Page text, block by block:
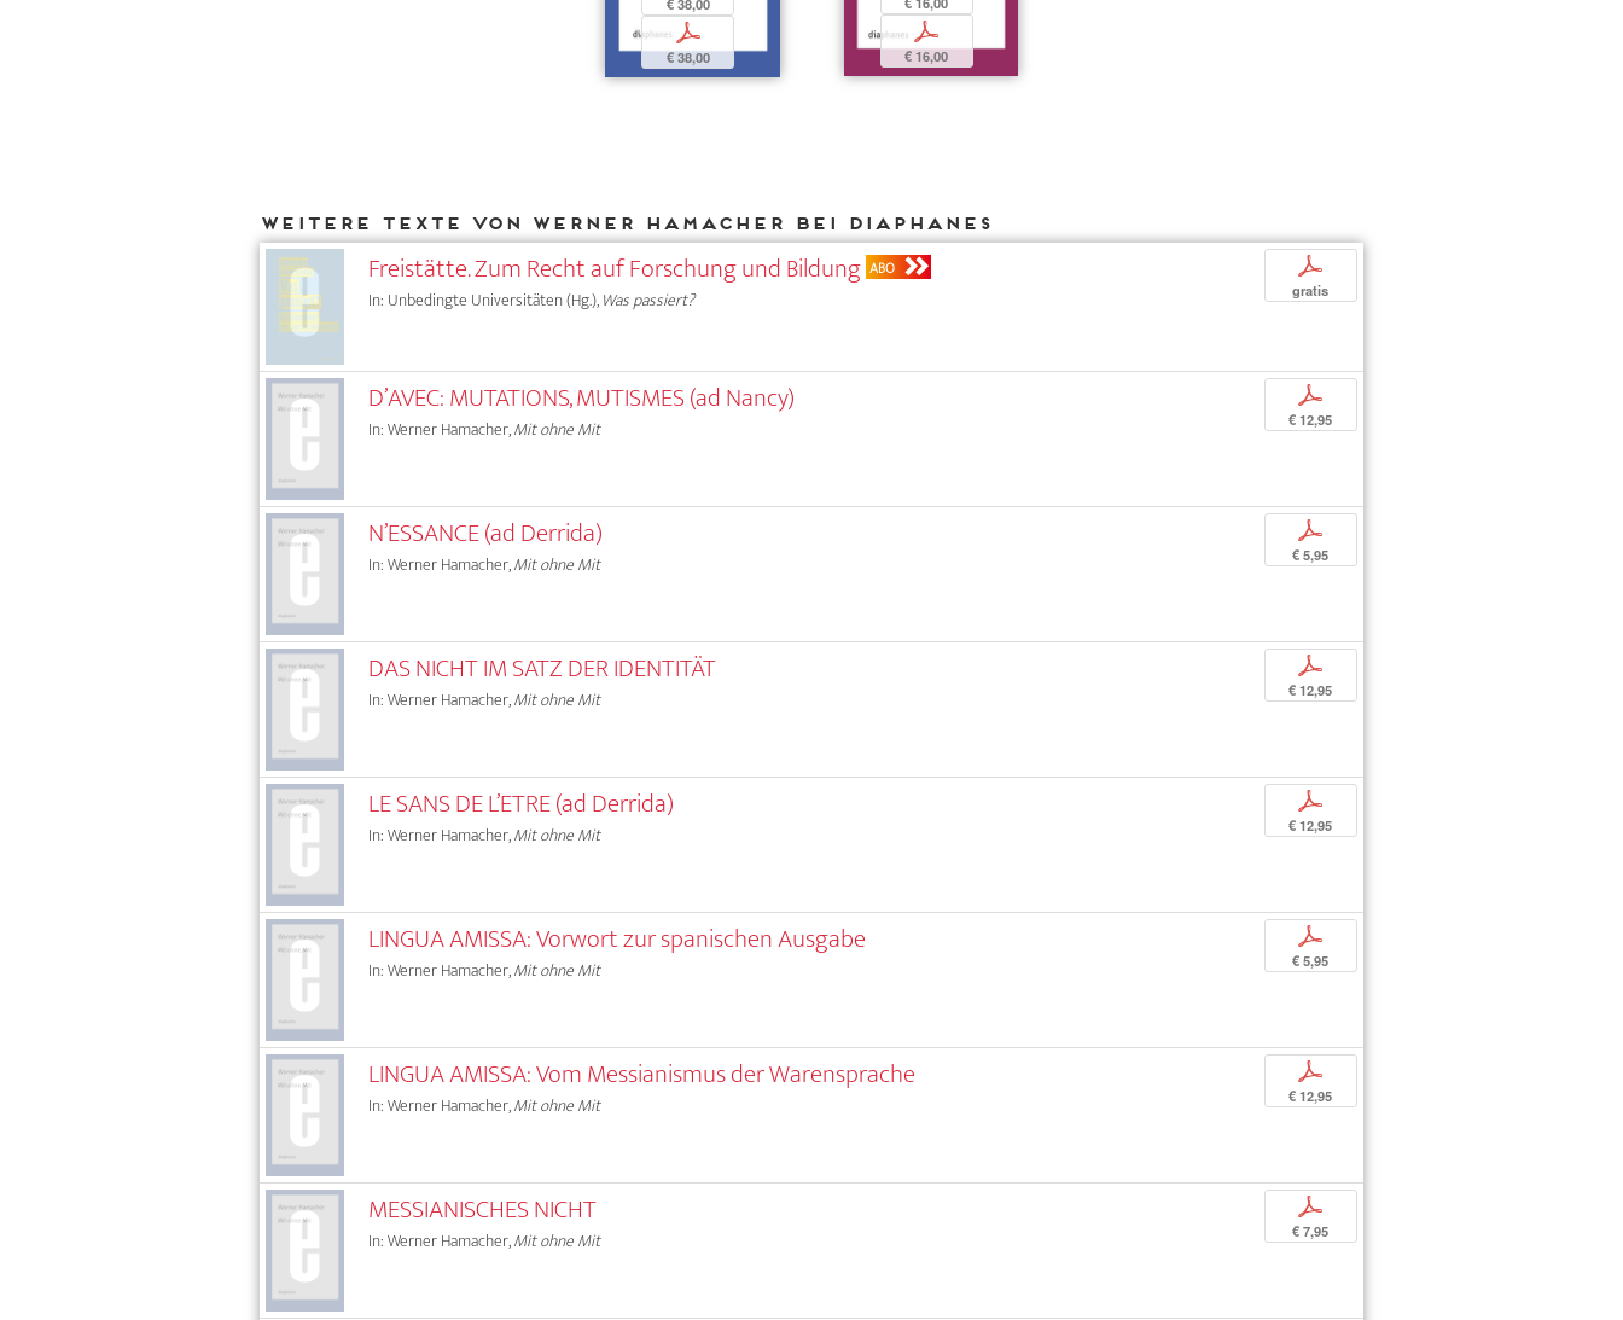
p
€ 38,00
p
€ 16,00
Weitere Texte von Werner Hamacher bei DIAPHANES
Freistätte. Zum Recht auf Forschung und Bildung ABO
In: Unbedingte Universitäten (Hg.),Was passiert?
p
gratis
D’AVEC: MUTATIONS, MUTISMES (ad Nancy)
In: Werner Hamacher,Mit ohne Mit
p
€ 12,95
N’ESSANCE (ad Derrida)
In: Werner Hamacher,Mit ohne Mit
p
€ 5,95
DAS NICHT IM SATZ DER IDENTITÄT
In: Werner Hamacher,Mit ohne Mit
p
€ 12,95
LE SANS DE L’ETRE (ad Derrida)
In: Werner Hamacher,Mit ohne Mit
p
€ 12,95
LINGUA AMISSA: Vorwort zur spanischen Ausgabe
In: Werner Hamacher,Mit ohne Mit
p
€ 5,95
LINGUA AMISSA: Vom Messianismus der Warensprache
In: Werner Hamacher,Mit ohne Mit
p
€ 12,95
MESSIANISCHES NICHT
In: Werner Hamacher,Mit ohne Mit
p
€ 7,95